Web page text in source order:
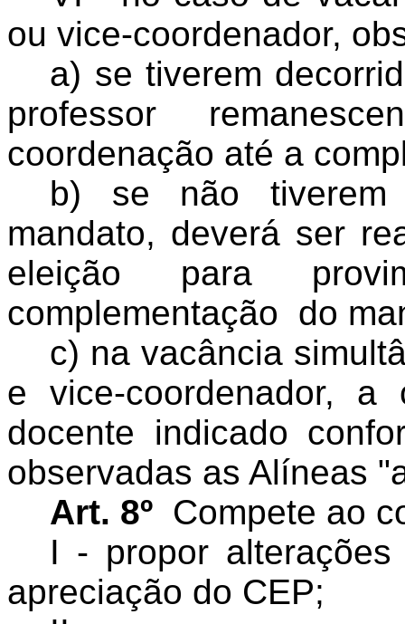
ou vice-coordenador,
a) se tiverem
professor
coordenação até a
b) se não tiverem
mandato, deverá ser
eleição para
complementação do
c) na vacância
e vice-coordenador, a
docente indicado
observadas as Alíneas
Art. 8º Compete ao
I - propor
apreciação do CEP;